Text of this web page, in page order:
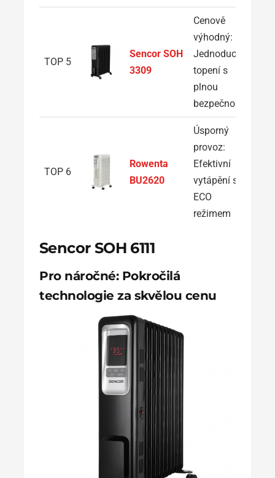
TOP 5
Sencor SOH
3309
Cenově
výhodný:
Jednoduché
topení s
plnou
bezpečností
TOP 6
Rowenta
BU2620
Úsporný
provoz:
Efektivní
vytápění s
ECO
režimem
Sencor SOH 6111
Pro náročné: Pokročilá
technologie za skvělou cenu